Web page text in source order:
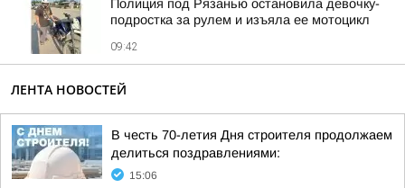
Полиция под Рязанью остановила девочку-
подростка за рулем и изъяла ее мотоцикл
09:42
ЛЕНТА НОВОСТЕЙ
В честь 70-летия Дня строителя продолжаем
делиться поздравлениями:
15:06